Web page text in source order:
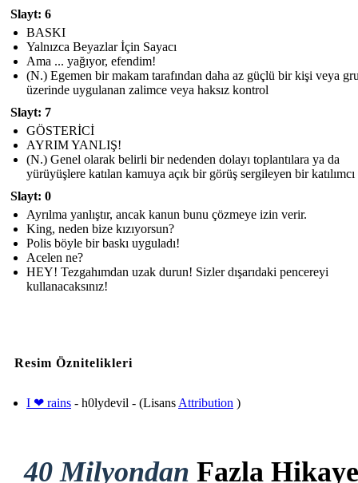
Slayt: 6
BASKI
Yalnızca Beyazlar İçin Sayacı
Ama ... yağıyor, efendim!
(N.) Egemen bir makam tarafından daha az güçlü bir kişi veya
üzerinde uygulanan zalimce veya haksız kontrol
Slayt: 7
GÖSTERİCİ
AYRIM YANLIŞ!
(N.) Genel olarak belirli bir nedenden dolayı toplantılara ya da
yürüyüşlere katılan kamuya açık bir görüş sergileyen bir katılımcı
Slayt: 0
Ayrılma yanlıştır, ancak kanun bunu çözmeye izin verir.
King, neden bize kızıyorsun?
Polis böyle bir baskı uyguladı!
Acelen ne?
HEY! Tezgahımdan uzak durun! Sizler dışarıdaki pencereyi
kullanacaksınız!
Resim Öznitelikleri
I ❤ rains - h0lydevil - (Lisans Attribution )
40 Milyondan Fazla Hikaye